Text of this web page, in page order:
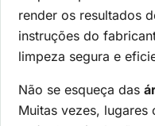
render os resultados
instruções do
limpeza segura e
Não se esqueça das
Muitas vezes,